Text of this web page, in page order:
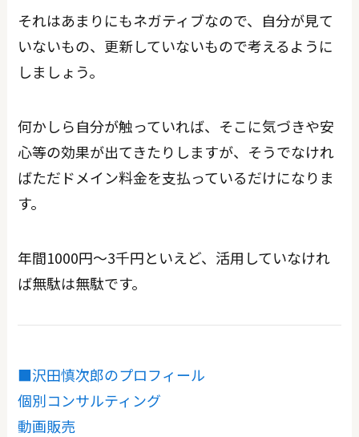
それはあまりにもネガティブなので、自分が見て
いないもの、更新していないもので考えるように
しましょう。
何かしら自分が触っていれば、そこに気づきや安
心等の効果が出てきたりしますが、そうでなけれ
ばただドメイン料金を支払っているだけになりま
す。
年間1000円～3千円といえど、活用していなけれ
ば無駄は無駄です。
■沢田慎次郎のプロフィール
個別コンサルティング
動画販売